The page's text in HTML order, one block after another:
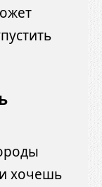
хочешь